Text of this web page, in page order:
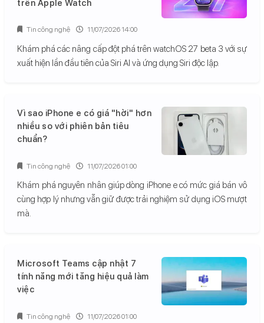
trên Apple Watch
Khám phá các nâng cấp đột phá trên watchOS 27 beta 3 với sự
xuất hiện lần đầu tiên của Siri AI và ứng dụng Siri độc lập.
Tin công nghệ 11/07/2026 14:00
Vì sao iPhone e có giá "hời" hơn
nhiều so với phiên bản tiêu
chuẩn?
Khám phá nguyên nhân giúp dòng iPhone e có mức giá bán vô
cùng hợp lý nhưng vẫn giữ được trải nghiệm sử dụng iOS mượt
mà.
Tin công nghệ 11/07/2026 01:00
Microsoft Teams cập nhật 7
tính năng mới tăng hiệu quả làm
việc
Tin công nghệ 11/07/2026 01:00